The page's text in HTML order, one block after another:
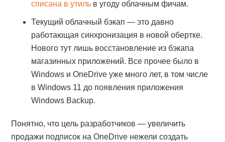
списана в утиль в угоду облачным фичам.
Текущий облачный бэкап — это давно
работающая синхронизация в новой обертке.
Нового тут лишь восстановление из бэкапа
магазинных приложений. Все прочее было в
Windows и OneDrive уже много лет, в том числе
в Windows 11 до появления приложения
Windows Backup.
Понятно, что цель разработчиков — увеличить
продажи подписок на OneDrive нежели создать